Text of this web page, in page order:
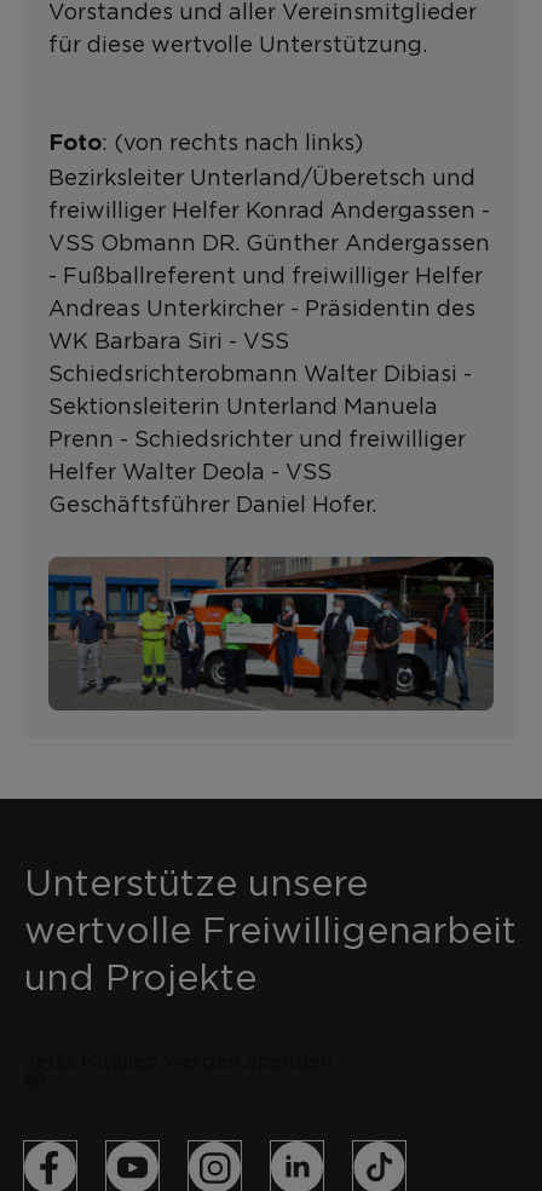
Vorstandes und aller Vereinsmitglieder
für diese wertvolle Unterstützung.
Foto: (von rechts nach links)
Bezirksleiter Unterland/Überetsch und
freiwilliger Helfer Konrad Andergassen -
VSS Obmann DR. Günther Andergassen
- Fußballreferent und freiwilliger Helfer
Andreas Unterkircher - Präsidentin des
WK Barbara Siri - VSS
Schiedsrichterobmann Walter Dibiasi -
Sektionsleiterin Unterland Manuela
Prenn - Schiedsrichter und freiwilliger
Helfer Walter Deola - VSS
Geschäftsführer Daniel Hofer.
Unterstütze unsere
wertvolle Freiwilligenarbeit
und Projekte